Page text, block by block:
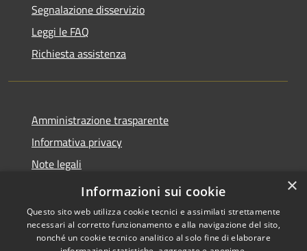
Segnalazione disservizio
Leggi le FAQ
Richiesta assistenza
Amministrazione trasparente
Informativa privacy
Note legali
Dichiarazione di accessibilità
×
Informazioni sui cookie
Questo sito web utilizza cookie tecnici e assimilati strettamente
necessari al corretto funzionamento e alla navigazione del sito,
nonché un cookie tecnico analitico al solo fine di elaborare